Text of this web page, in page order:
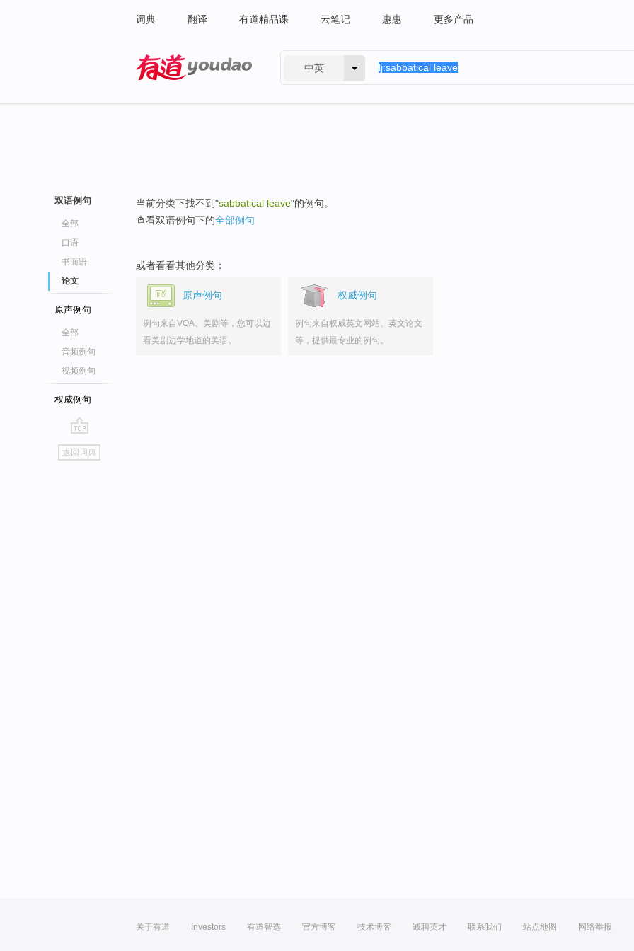
词典 翻译 有道精品课 云笔记 惠惠 更多产品
中英
双语例句
全部
口语
书面语
论文
原声例句
全部
音频例句
视频例句
权威例句
go
top
返回词典
当前分类下找不到"sabbatical leave"的例句。
查看双语例句下的全部例句
或者看看其他分类：
原声例句
例句来自VOA、美剧等，您可以边
看美剧边学地道的美语。
权威例句
例句来自权威英文网站、英文论文
等，提供最专业的例句。
关于有道 Investors 有道智选 官方博客 技术博客 诚聘英才 联系我们 站点地图 网络举报